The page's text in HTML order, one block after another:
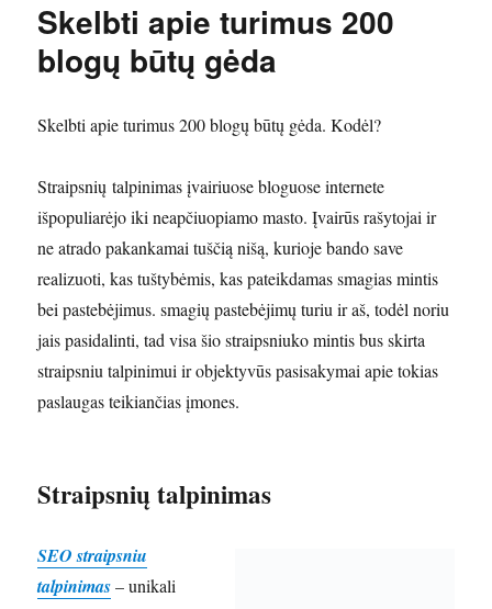
Skelbti apie turimus 200
blogų būtų gėda
Skelbti apie turimus 200 blogų būtų gėda. Kodėl?
Straipsnių talpinimas įvairiuose bloguose internete
išpopuliarėjo iki neapčiuopiamo masto. Įvairūs rašytojai ir
ne atrado pakankamai tuščią nišą, kurioje bando save
realizuoti, kas tuštybėmis, kas pateikdamas smagias mintis
bei pastebėjimus. smagių pastebėjimų turiu ir aš, todėl noriu
jais pasidalinti, tad visa šio straipsniuko mintis bus skirta
straipsniu talpinimui ir objektyvūs pasisakymai apie tokias
paslaugas teikiančias įmones.
Straipsnių talpinimas
SEO straipsniu
talpinimas– unikali